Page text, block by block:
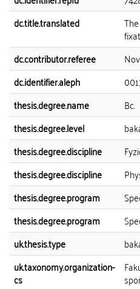
dc.title.translated
dc.contributor.referee
dc.identifier.aleph
thesis.degree.name
Bc.
thesis.degree.level
thesis.degree.discipline
thesis.degree.discipline
thesis.degree.program
thesis.degree.program
uk.thesis.type
uk.taxonomy.organization-
cs